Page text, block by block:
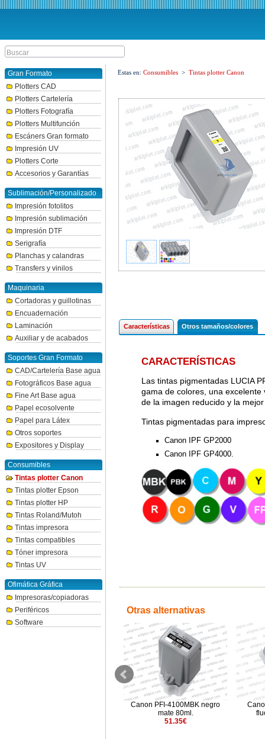
Gran Formato
Plotters CAD
Plotters Cartelería
Plotters Fotografía
Plotters Multifunción
Escáners Gran formato
Impresión UV
Plotters Corte
Accesorios y Garantías
Sublimación/Personalizado
Impresión fotolitos
Impresión sublimación
Impresión DTF
Serigrafía
Planchas y calandras
Transfers y vinilos
Maquinaria
Cortadoras y guillotinas
Encuadernación
Laminación
Auxiliar y de acabados
Soportes Gran Formato
CAD/Cartelería Base agua
Fotográficos Base agua
Fine Art Base agua
Papel ecosolvente
Papel para Látex
Otros soportes
Expositores y Display
Consumibles
Tintas plotter Canon
Tintas plotter Epson
Tintas plotter HP
Tintas Roland/Mutoh
Tintas impresora
Tintas compatibles
Tóner impresora
Tintas UV
Ofimática Gráfica
Impresoras/copiadoras
Periféricos
Software
Estas en: Consumibles > Tintas plotter Canon
Características Otros tamaños/colores
CARACTERÍSTICAS
Las tintas pigmentadas LUCIA
gama de colores, una
de la imagen reducido y la
Tintas pigmentadas para
Canon IPF GP2000
Canon IPF GP4000.
Otras alternativas
Canon PFI-1000M Magenta
Canon PFI-4100MBK negro
mate 80ml.
51.35€